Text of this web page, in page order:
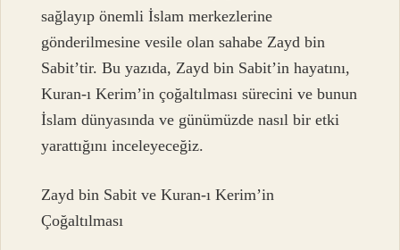
sağlayıp önemli İslam merkezlerine
gönderilmesine vesile olan sahabe Zayd bin
Sabit’tir. Bu yazıda, Zayd bin Sabit’in hayatını,
Kuran-ı Kerim’in çoğaltılması sürecini ve bunun
İslam dünyasında ve günümüzde nasıl bir etki
yarattığını inceleyeceğiz.
Zayd bin Sabit ve Kuran-ı Kerim’in
Çoğaltılması